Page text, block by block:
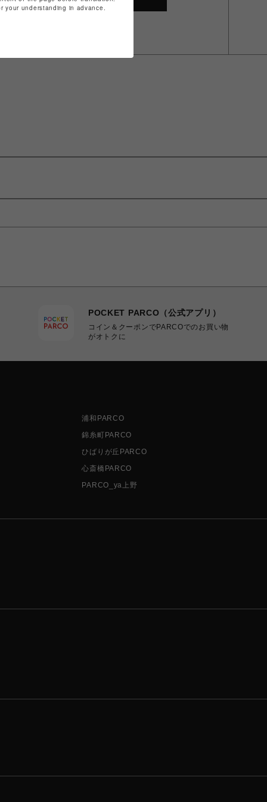
POCKET PARCO（公式アプリ）
コイン＆クーポンでPARCOでのお買い物
がオトクに
浦和PARCO
錦糸町PARCO
ひばりが丘PARCO
心斎橋PARCO
PARCO_ya上野
your understanding in advance.